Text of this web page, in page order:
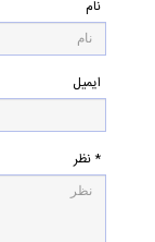
نام
ایمیل
* نظر